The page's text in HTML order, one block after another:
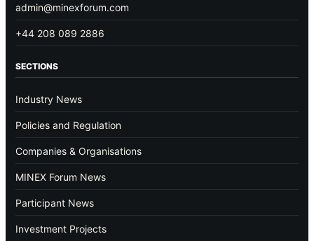
admin@minexforum.com
+44 208 089 2886
SECTIONS
Industry News
Policies and Regulation
Companies & Organisations
MINEX Forum News
Participant News
Investment Projects